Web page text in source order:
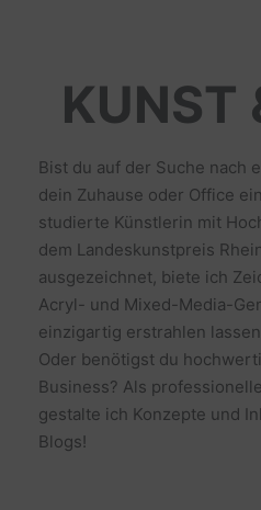
KUNST
Bist du auf der Suche nach
dein Zuhause oder Office
studierte Künstlerin mit
dem Landeskunstpreis
ausgezeichnet, biete ich
Acryl- und Mixed-Media-
einzigartig erstrahlen
Oder benötigst du
Business? Als
gestalte ich Konzepte und
Blogs!